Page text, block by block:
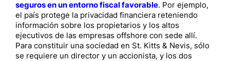
seguros en un entorno fiscal favorable. Por ejemplo,
el país protege la privacidad financiera reteniendo
información sobre los propietarios y los altos
ejecutivos de las empresas offshore con sede allí.
Para constituir una sociedad en St. Kitts & Nevis, sólo
se requiere un director y un accionista, y los dos